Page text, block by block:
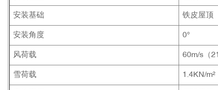
安装基础 铁皮屋顶
安装角度 0°
风荷载 60m/s（
雪荷载 1.4KN/m²